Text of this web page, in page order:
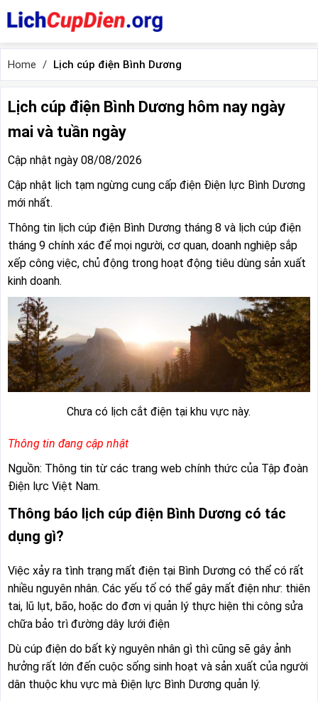
Home Lịch cúp điện Bình Dương
Lịch cúp điện Bình Dương hôm nay ngày
mai và tuần ngày
Cập nhật ngày 08/08/2026
Cập nhật lịch tạm ngừng cung cấp điện Điện lực Bình Dương
mới nhất.
Thông tin lịch cúp điện Bình Dương tháng 8 và lịch cúp điện
tháng 9 chính xác để mọi người, cơ quan, doanh nghiệp sắp
xếp công việc, chủ động trong hoạt động tiêu dùng sản xuất
kinh doanh.
Chưa có lịch cắt điện tại khu vực này.
Thông tin đang cập nhật
Nguồn: Thông tin từ các trang web chính thức của Tập đoàn
Điện lực Việt Nam.
Thông báo lịch cúp điện Bình Dương có tác
dụng gì?
Việc xảy ra tình trạng mất điện tại Bình Dương có thể có rất
nhiều nguyên nhân. Các yếu tố có thể gây mất điện như: thiên
tai, lũ lụt, bão, hoặc do đơn vị quản lý thực hiện thi công sửa
chữa bảo trì đường dây lưới điện
Dù cúp điện do bất kỳ nguyên nhân gì thì cũng sẽ gây ảnh
hưởng rất lớn đến cuộc sống sinh hoạt và sản xuất của người
dân thuộc khu vực mà Điện lực Bình Dương quản lý.